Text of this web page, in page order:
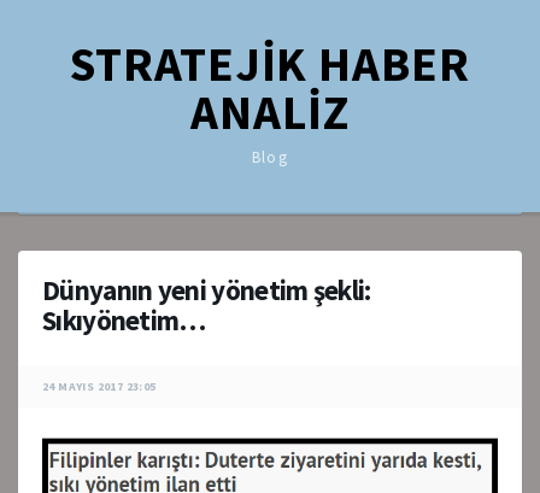
STRATEJİK HABER
ANALİZ
Blog
Dünyanın yeni yönetim şekli:
Sıkıyönetim…
24 MAYIS 2017 23:05